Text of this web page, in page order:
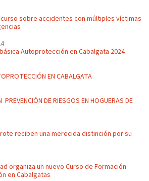
sobre accidentes con múltiples víctimas
Autoprotección en Cabalgata 2024
EN CABALGATA
DE RIESGOS EN HOGUERAS DE
reciben una merecida distinción por su
organiza un nuevo Curso de Formación
en Cabalgatas